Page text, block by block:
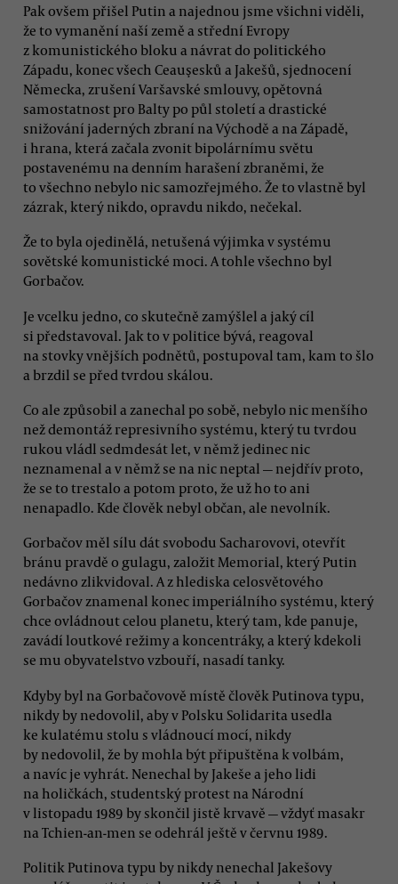
Pak ovšem přišel Putin a najednou jsme všichni viděli,
že to vymanění naší země a střední Evropy
z komunistického bloku a návrat do politického
Západu, konec všech Ceauşesků a Jakešů, sjednocení
Německa, zrušení Varšavské smlouvy, opětovná
samostatnost pro Balty po půl století a drastické
snižování jaderných zbraní na Východě a na Západě,
i hrana, která začala zvonit bipolárnímu světu
postavenému na denním harašení zbraněmi, že
to všechno nebylo nic samozřejmého. Že to vlastně byl
zázrak, který nikdo, opravdu nikdo, nečekal.
Že to byla ojedinělá, netušená výjimka v systému
sovětské komunistické moci. A tohle všechno byl
Gorbačov.
Je vcelku jedno, co skutečně zamýšlel a jaký cíl
si představoval. Jak to v politice bývá, reagoval
na stovky vnějších podnětů, postupoval tam, kam to šlo
a brzdil se před tvrdou skálou.
Co ale způsobil a zanechal po sobě, nebylo nic menšího
než demontáž represivního systému, který tu tvrdou
rukou vládl sedmdesát let, v němž jedinec nic
neznamenal a v němž se na nic neptal — nejdřív proto,
že se to trestalo a potom proto, že už ho to ani
nenapadlo. Kde člověk nebyl občan, ale nevolník.
Gorbačov měl sílu dát svobodu Sacharovovi, otevřít
bránu pravdě o gulagu, založit Memorial, který Putin
nedávno zlikvidoval. A z hlediska celosvětového
Gorbačov znamenal konec imperiálního systému, který
chce ovládnout celou planetu, který tam, kde panuje,
zavádí loutkové režimy a koncentráky, a který kdekoli
se mu obyvatelstvo vzbouří, nasadí tanky.
Kdyby byl na Gorbačovově místě člověk Putinova typu,
nikdy by nedovolil, aby v Polsku Solidarita usedla
ke kulatému stolu s vládnoucí mocí, nikdy
by nedovolil, že by mohla být připuštěna k volbám,
a navíc je vyhrát. Nenechal by Jakeše a jeho lidi
na holičkách, studentský protest na Národní
v listopadu 1989 by skončil jistě krvavě — vždyť masakr
na Tchien-an-men se odehrál ještě v červnu 1989.
Politik Putinova typu by nikdy nenechal Jakešovy